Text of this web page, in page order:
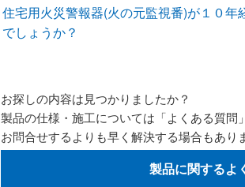
住宅用火災警報器(火の元監視番)が１０
でしょうか？
お探しの内容は見つかりましたか？
製品の仕様・施工については「よくある質問
お問合せするよりも早く解決する場合もあり
製品に関するよ